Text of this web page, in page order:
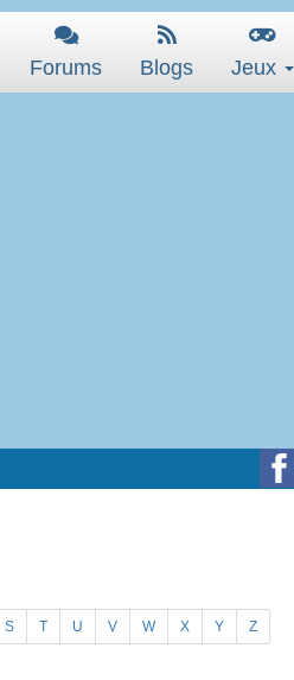
Forums Blogs Jeux
S T U V W X Y Z